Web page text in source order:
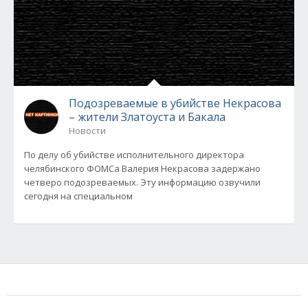
Подозреваемые в убийстве Некрасова
– жители Златоуста и Бакала
Новости
По делу об убийстве исполнительного директора
челябинского ФОМСа Валерия Некрасова задержано
четверо подозреваемых. Эту информацию озвучили
сегодня на специальном